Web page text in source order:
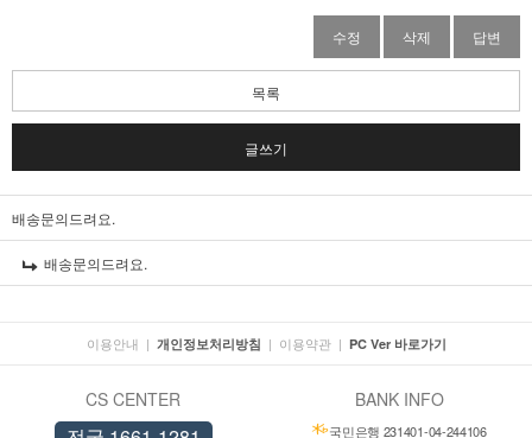
수정 삭제 답변
목록
글쓰기
배송문의드려요.
배송문의드려요.
이용안내 | 개인정보처리방침 | 이용약관 | PC Ver 바로가기
CS CENTER BANK INFO
국민은행 231401-04-244106